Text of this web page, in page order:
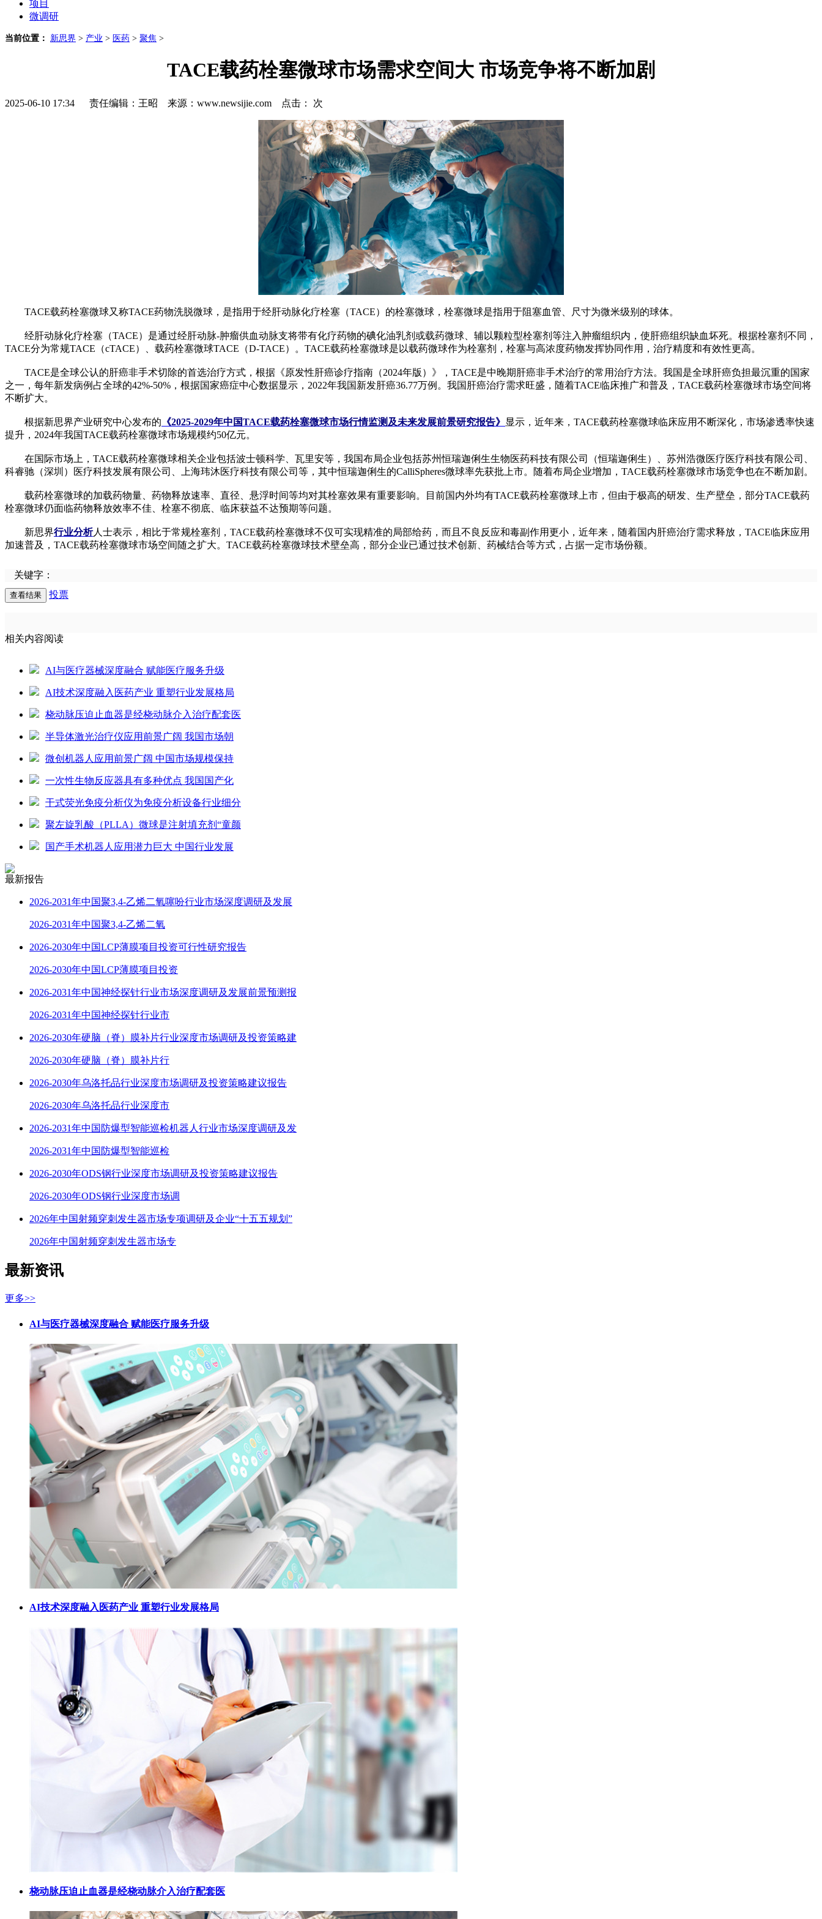
项目
微调研
当前位置： 新思界 > 产业 > 医药 > 聚焦 >
TACE载药栓塞微球市场需求空间大 市场竞争将不断加剧
2025-06-10 17:34 责任编辑：王昭 来源：www.newsijie.com 点击： 次
TACE载药栓塞微球又称TACE药物洗脱微球，是指用于经肝动脉化疗栓塞（TACE）的栓塞微球，栓塞微球是指用于阻塞血管、尺寸为微米级别的球体。
经肝动脉化疗栓塞（TACE）是通过经肝动脉-肿瘤供血动脉支将带有化疗药物的碘化油乳剂或载药微球、辅以颗粒型栓塞剂等注入肿瘤组织内，使肝癌组织缺血坏死。根据栓塞剂不同，
TACE分为常规TACE（cTACE）、载药栓塞微球TACE（D-TACE）。TACE载药栓塞微球是以载药微球作为栓塞剂，栓塞与高浓度药物发挥协同作用，治疗精度和有效性更高。
TACE是全球公认的肝癌非手术切除的首选治疗方式，根据《原发性肝癌诊疗指南（2024年版）》，TACE是中晚期肝癌非手术治疗的常用治疗方法。我国是全球肝癌负担最沉重的国家
之一，每年新发病例占全球的42%-50%，根据国家癌症中心数据显示，2022年我国新发肝癌36.77万例。我国肝癌治疗需求旺盛，随着TACE临床推广和普及，TACE载药栓塞微球市场空间将
不断扩大。
根据新思界产业研究中心发布的 《2025-2029年中国TACE载药栓塞微球市场行情监测及未来发展前景研究报告》 显示，近年来，TACE载药栓塞微球临床应用不断深化，市场渗透率快速
提升，2024年我国TACE载药栓塞微球市场规模约50亿元。
在国际市场上，TACE载药栓塞微球相关企业包括波士顿科学、瓦里安等，我国布局企业包括苏州恒瑞迦俐生生物医药科技有限公司（恒瑞迦俐生）、苏州浩微医疗医疗科技有限公司、
科睿驰（深圳）医疗科技发展有限公司、上海玮沐医疗科技有限公司等，其中恒瑞迦俐生的CalliSpheres微球率先获批上市。随着布局企业增加，TACE载药栓塞微球市场竞争也在不断加剧。
载药栓塞微球的加载药物量、药物释放速率、直径、悬浮时间等均对其栓塞效果有重要影响。目前国内外均有TACE载药栓塞微球上市，但由于极高的研发、生产壁垒，部分TACE载药
栓塞微球仍面临药物释放效率不佳、栓塞不彻底、临床获益不达预期等问题。
新思界行业分析人士表示，相比于常规栓塞剂，TACE载药栓塞微球不仅可实现精准的局部给药，而且不良反应和毒副作用更小，近年来，随着国内肝癌治疗需求释放，TACE临床应用
加速普及，TACE载药栓塞微球市场空间随之扩大。TACE载药栓塞微球技术壁垒高，部分企业已通过技术创新、药械结合等方式，占据一定市场份额。
关键字：
投票
相关内容阅读
AI与医疗器械深度融合 赋能医疗服务升级
AI技术深度融入医药产业 重塑行业发展格局
桡动脉压迫止血器是经桡动脉介入治疗配套医
半导体激光治疗仪应用前景广阔 我国市场朝
微创机器人应用前景广阔 中国市场规模保持
一次性生物反应器具有多种优点 我国国产化
干式荧光免疫分析仪为免疫分析设备行业细分
聚左旋乳酸（PLLA）微球是注射填充剂“童颜
国产手术机器人应用潜力巨大 中国行业发展
最新报告
2026-2031年中国聚3,4-乙烯二氧噻吩行业市场深度调研及发展
2026-2031年中国聚3,4-乙烯二氧
2026-2030年中国LCP薄膜项目投资可行性研究报告
2026-2030年中国LCP薄膜项目投资
2026-2031年中国神经探针行业市场深度调研及发展前景预测报
2026-2031年中国神经探针行业市
2026-2030年硬脑（脊）膜补片行业深度市场调研及投资策略建
2026-2030年硬脑（脊）膜补片行
2026-2030年乌洛托品行业深度市场调研及投资策略建议报告
2026-2030年乌洛托品行业深度市
2026-2031年中国防爆型智能巡检机器人行业市场深度调研及发
2026-2031年中国防爆型智能巡检
2026-2030年ODS钢行业深度市场调研及投资策略建议报告
2026-2030年ODS钢行业深度市场调
2026年中国射频穿刺发生器市场专项调研及企业“十五五规划”
2026年中国射频穿刺发生器市场专
最新资讯
更多>>
AI与医疗器械深度融合 赋能医疗服务升级
AI技术深度融入医药产业 重塑行业发展格局
桡动脉压迫止血器是经桡动脉介入治疗配套医